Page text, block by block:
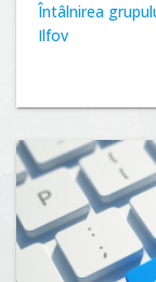
Întâlnirea
Ilfov